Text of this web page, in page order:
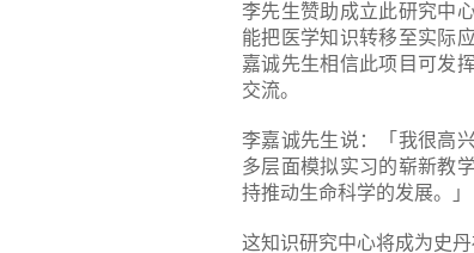
李先生赞助成立此研究中
能把医学知识转移至实际
嘉诚先生相信此项目可发
交流。
李嘉诚先生说：「我很高
多层面模拟实习的崭新教
持推动生命科学的发展。」
这知识研究中心将成为史